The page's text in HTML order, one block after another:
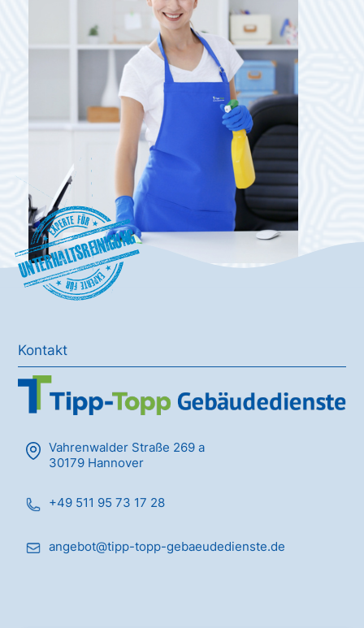
Unterhaltsreinigung
Kontakt
Vahrenwalder Straße 269 a
30179 Hannover
+49 511 95 73 17 28
angebot@tipp-topp-gebaeudedienste.de